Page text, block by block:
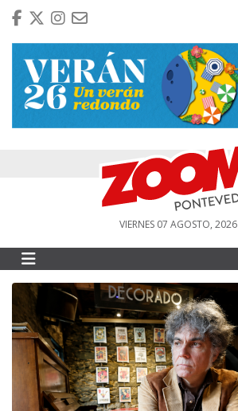
VIERNES 07 AGOSTO, 2026